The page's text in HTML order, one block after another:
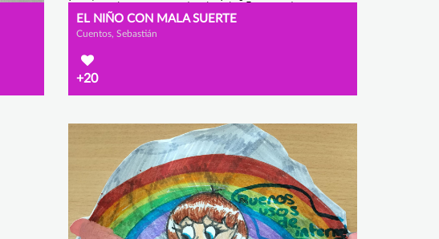
EL NIÑO CON MALA SUERTE
Cuentos, Sebastián
+20